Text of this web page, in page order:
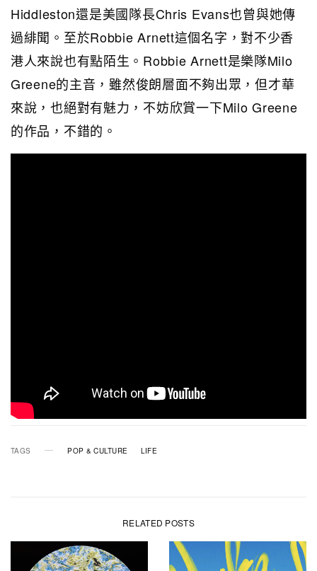
Hiddleston還是美國隊長Chris Evans也曾與她傳
過緋聞。至於Robbie Arnett這個名字，對不少香
港人來說也有點陌生。Robbie Arnett是樂隊Milo
Greene的主音，雖然俊朗層面不夠出眾，但才華
來說，也絕對有魅力，不妨欣賞一下Milo Greene
的作品，不錯的。
TAGS POP & CULTURE LIFE
RELATED POSTS